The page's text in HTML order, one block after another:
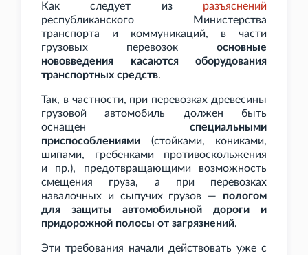
Как следует из разъяснений
республиканского Министерства
транспорта и коммуникаций, в части
грузовых перевозок основные
нововведения касаются оборудования
транспортных средств.
Так, в частности, при перевозках древесины
грузовой автомобиль должен быть
оснащен специальными
приспособлениями (стойками, кониками,
шипами, гребенками противоскольжения
и
пр.), предотвращающими возможность
смещения груза, а при перевозках
навалочных и сыпучих грузов — пологом
для защиты автомобильной дороги и
придорожной полосы от загрязнений.
Эти требования начали действовать уже с